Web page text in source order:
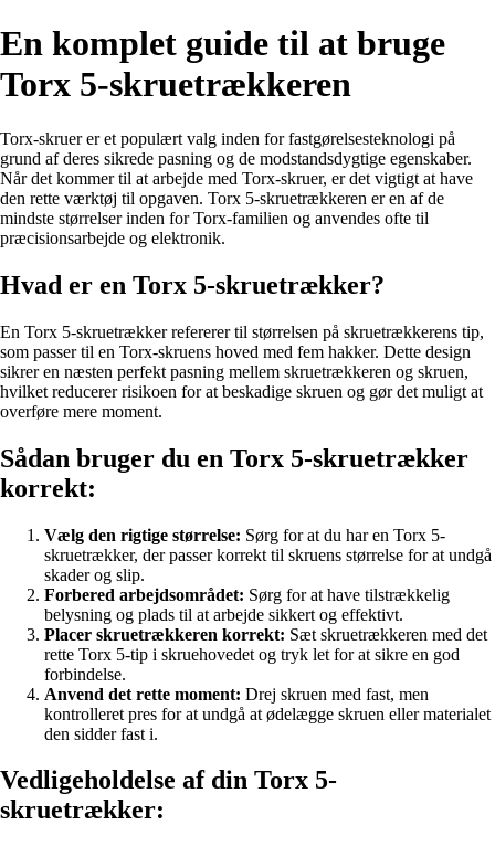
En komplet guide til at bruge
Torx 5-skruetrækkeren
Torx-skruer er et populært valg inden for fastgørelsesteknologi på
grund af deres sikrede pasning og de modstandsdygtige egenskaber.
Når det kommer til at arbejde med Torx-skruer, er det vigtigt at have
den rette værktøj til opgaven. Torx 5-skruetrækkeren er en af de
mindste størrelser inden for Torx-familien og anvendes ofte til
præcisionsarbejde og elektronik.
Hvad er en Torx 5-skruetrækker?
En Torx 5-skruetrækker refererer til størrelsen på skruetrækkerens tip,
som passer til en Torx-skruens hoved med fem hakker. Dette design
sikrer en næsten perfekt pasning mellem skruetrækkeren og skruen,
hvilket reducerer risikoen for at beskadige skruen og gør det muligt at
overføre mere moment.
Sådan bruger du en Torx 5-skruetrækker
korrekt:
Vælg den rigtige størrelse: Sørg for at du har en Torx 5-
skruetrækker, der passer korrekt til skruens størrelse for at undgå
skader og slip.
Forbered arbejdsområdet: Sørg for at have tilstrækkelig
belysning og plads til at arbejde sikkert og effektivt.
Placer skruetrækkeren korrekt: Sæt skruetrækkeren med det
rette Torx 5-tip i skruehovedet og tryk let for at sikre en god
forbindelse.
Anvend det rette moment: Drej skruen med fast, men
kontrolleret pres for at undgå at ødelægge skruen eller materialet
den sidder fast i.
Vedligeholdelse af din Torx 5-
skruetrækker: